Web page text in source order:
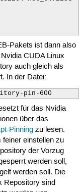
Pakets ist dann also
CUDA Linux
auch gleich als
In der Datei:
pin-600
für das Nvidia
über das
Pinningzu lesen.
feiner einstellen zu
der Vorzug
werden soll,
werden soll. Die
Repository sind